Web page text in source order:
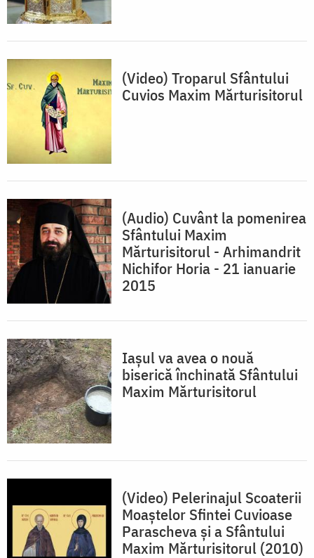
(Video) Troparul Sfântului
Cuvios Maxim Mărturisitorul
(Audio) Cuvânt la pomenirea
Sfântului Maxim
Mărturisitorul - Arhimandrit
Nichifor Horia - 21 ianuarie
2015
Iașul va avea o nouă
biserică închinată Sfântului
Maxim Mărturisitorul
(Video) Pelerinajul Scoaterii
Moaștelor Sfintei Cuvioase
Parascheva și a Sfântului
Maxim Mărturisitorul (2010)